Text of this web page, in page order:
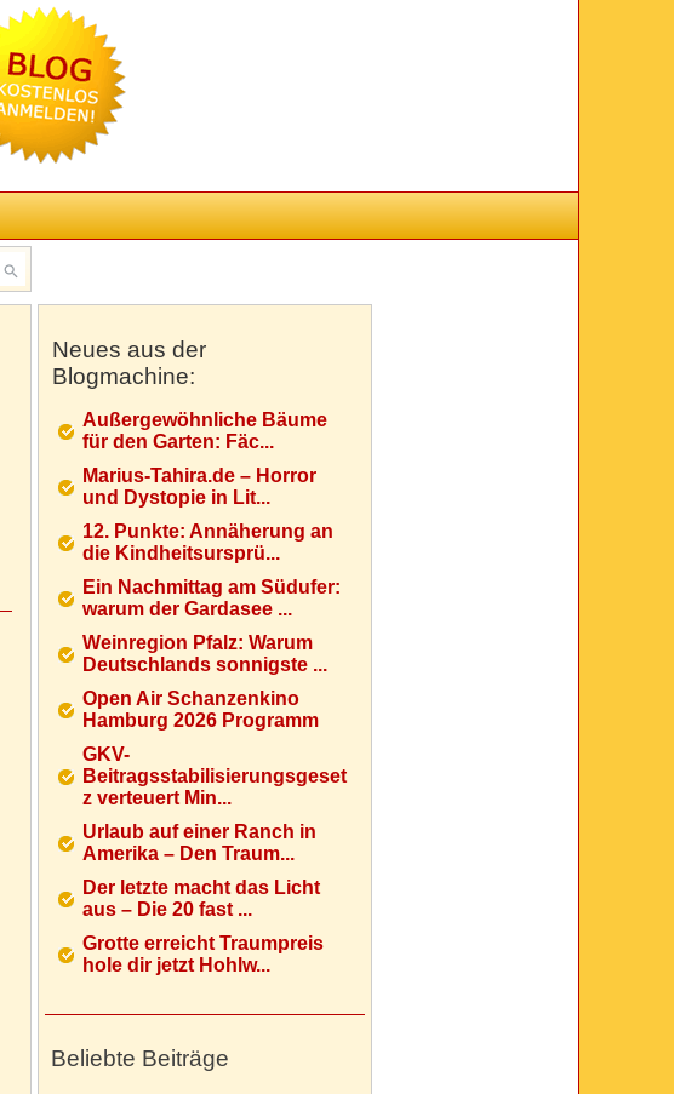
Neues aus der
Blogmachine:
Außergewöhnliche Bäume
für den Garten: Fäc...
Marius-Tahira.de – Horror
und Dystopie in Lit...
12. Punkte: Annäherung an
die Kindheitsursprü...
Ein Nachmittag am Südufer:
warum der Gardasee ...
Weinregion Pfalz: Warum
Deutschlands sonnigste ...
Open Air Schanzenkino
Hamburg 2026 Programm
GKV-
Beitragsstabilisierungsgeset
z verteuert Min...
Urlaub auf einer Ranch in
Amerika – Den Traum...
Der letzte macht das Licht
aus – Die 20 fast ...
Grotte erreicht Traumpreis
hole dir jetzt Hohlw...
Beliebte Beiträge